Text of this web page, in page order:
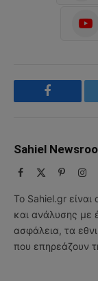
Facebook
Sahiel
Facebook Pinterest
Το Sahiel.gr
και ανάλυσης με
ασφάλεια, τα
που επηρεάζουν